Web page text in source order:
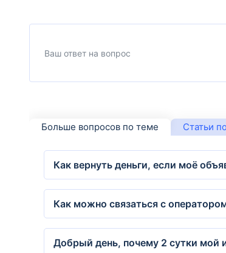
Больше вопросов по теме Статьи
Как вернуть деньги, если моё
Как можно связаться с
Добрый день, почему 2 сутки мой